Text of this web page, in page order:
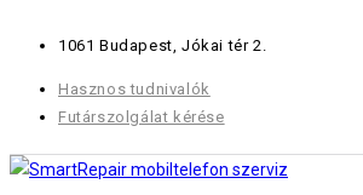
content
1061 Budapest, Jókai tér 2.
Hasznos tudnivalók
Futárszolgálat kérése